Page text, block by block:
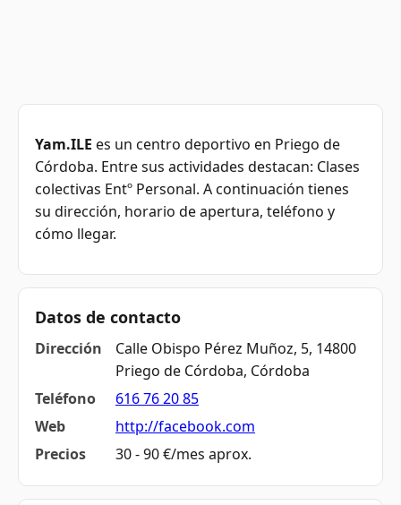
Yam.ILE es un centro deportivo en Priego de
Córdoba. Entre sus actividades destacan: Clases
colectivas Entº Personal. A continuación tienes
su dirección, horario de apertura, teléfono y
cómo llegar.
Datos de contacto
Dirección
Calle Obispo Pérez Muñoz, 5, 14800
Priego de Córdoba, Córdoba
Teléfono
616 76 20 85
Web
http://facebook.com
Precios
30 - 90 €/mes aprox.